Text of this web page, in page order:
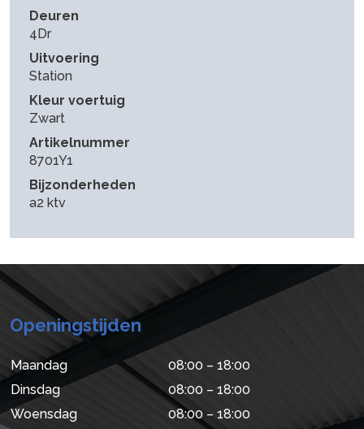
Deuren
4Dr
Uitvoering
Station
Kleur voertuig
Zwart
Artikelnummer
8701Y1
Bijzonderheden
a2 ktv
Openingstijden
Maandag
08:00 – 18:00
Dinsdag
08:00 – 18:00
Woensdag
08:00 – 18:00